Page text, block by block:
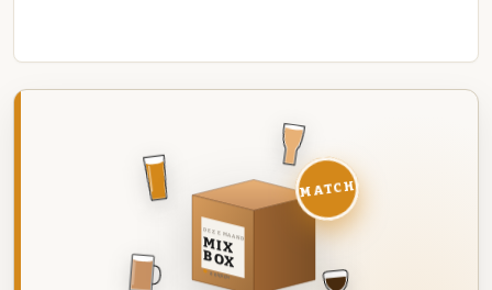
DEZE MAAND
MIX
BOX
8 BIEREN
MATCH